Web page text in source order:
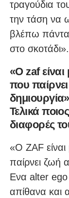
τραγούδια
την τάση να
βλέπω
στο σκοτάδι».
«Ο zaf
που
δημιουργία»
Τελικά
διαφορές
«Ο ZAF
παίρνει ζωή
Ενα alter ego
απίθανα και